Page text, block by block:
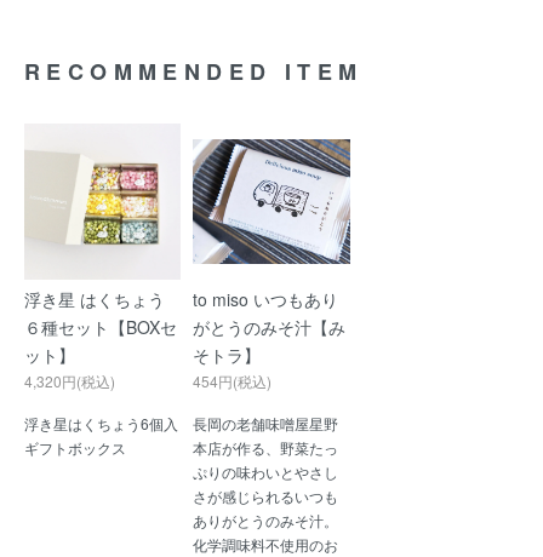
RECOMMENDED ITEM
浮き星 はくちょう
６種セット【BOXセ
ット】
4,320円(税込)
浮き星はくちょう6個入
ギフトボックス
to miso いつもあり
がとうのみそ汁【み
そトラ】
454円(税込)
長岡の老舗味噌屋星野
本店が作る、野菜たっ
ぷりの味わいとやさし
さが感じられるいつも
ありがとうのみそ汁。
化学調味料不使用のお